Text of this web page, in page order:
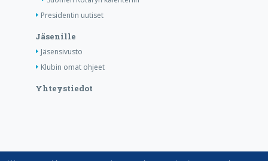
Presidentin uutiset
Jäsenille
Jäsensivusto
Klubin omat ohjeet
Yhteystiedot